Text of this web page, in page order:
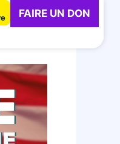
FAIRE UN DON